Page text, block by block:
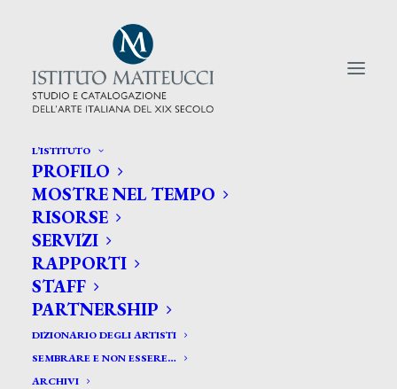
L’ISTITUTO
PROFILO
MOSTRE NEL TEMPO
RISORSE
SERVIZI
RAPPORTI
STAFF
PARTNERSHIP
DIZIONARIO DEGLI ARTISTI
SEMBRARE E NON ESSERE…
ARCHIVI
CERCA TRA GLI ARTISTI:
Search
for: